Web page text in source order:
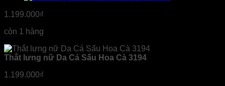
1.199.000₫
còn 1 hàng
Thắt lưng nữ Da Cá Sấu Hoa Cà 3194
1.199.000₫